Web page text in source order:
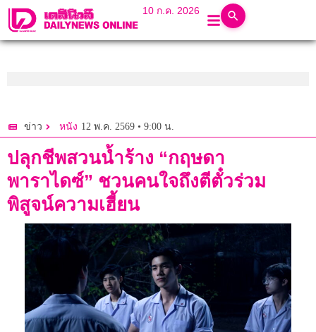
10 ก.ค. 2026
ข่าว หนัง 12 พ.ค. 2569 • 9:00 น.
ปลุกชีพสวนน้ำร้าง “กฤษดา
พาราไดซ์” ชวนคนใจถึงตีตั๋วร่วม
พิสูจน์ความเฮี้ยน